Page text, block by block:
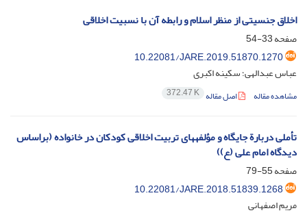
اخلاق جنسیتی از منظر اسلام و رابطه آن با نسبیت اخلاقی
صفحه33-54
10.22081/JARE.2019.51870.1270
عباس عبدالهی؛ سکینه اکبری
مشاهده مقاله اصل مقاله 372.47 K
تأملی دربارة جایگاه و مؤلفههای تربیت اخلاقی کودکان در خانواده (براساس
دیدگاه امام علی (ع))
صفحه55-79
10.22081/JARE.2018.51839.1268
مریم اصفهانی